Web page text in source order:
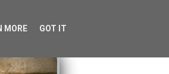
MORE GOT IT